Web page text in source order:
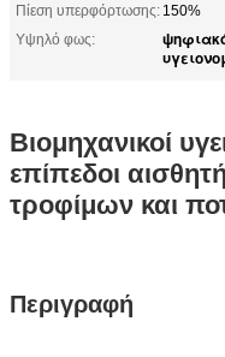
Πίεση υπερφόρτωσης: 150%
Υψηλό φως:
Βιομηχανικοί
επίπεδοι
τροφίμων και
Περιγραφή